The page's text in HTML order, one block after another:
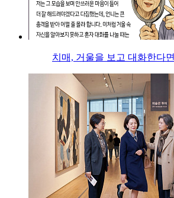
치매, 거울을 보고 대화한다면